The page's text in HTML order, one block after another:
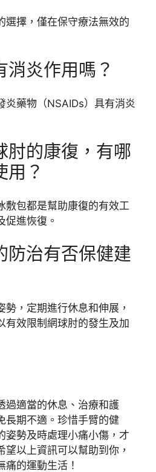
選擇，僅在保守療法無效的
消炎作用嗎？
炎藥物（NSAIDs）具有消炎
肘的康復，有哪
用？
敷包都是幫助康復的有效工
促進恢復。
防治有否保健建
，定期進行休息和伸展，
有效限制網球肘的發生及加
過適當的休息、治療和護
長期不適。珍惜手臂的健
姿勢及時處理小痛小傷，才
望以上資訊可以幫助到你，
的運動生活！